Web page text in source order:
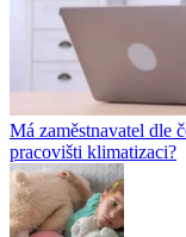
Má zaměstnavatel dle
pracovišti klimatizaci?